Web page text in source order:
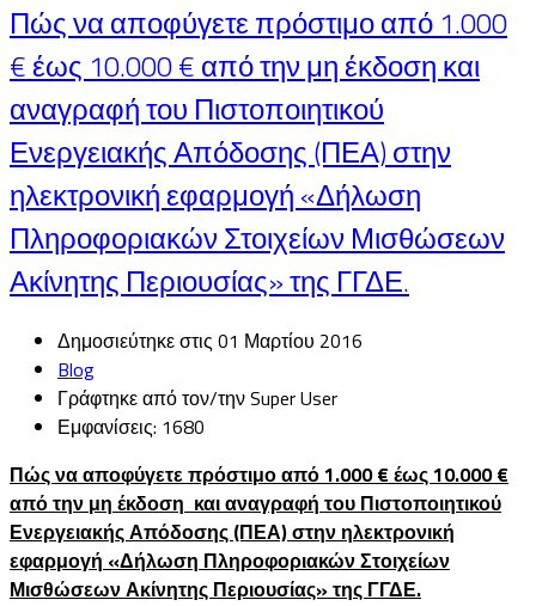
Πώς να αποφύγετε πρόστιμο από 1.000
€ έως 10.000 € από την μη έκδοση και
αναγραφή του Πιστοποιητικού
Ενεργειακής Απόδοσης (ΠΕΑ) στην
ηλεκτρονική εφαρμογή «Δήλωση
Πληροφοριακών Στοιχείων Μισθώσεων
Ακίνητης Περιουσίας» της ΓΓΔΕ.
Δημοσιεύτηκε στις 01 Μαρτίου 2016
Blog
Γράφτηκε από τον/την Super User
Εμφανίσεις: 1680
Πώς να αποφύγετε πρόστιμο από 1.000 € έως 10.000 €
από την μη έκδοση και αναγραφή του Πιστοποιητικού
Ενεργειακής Απόδοσης (ΠΕΑ) στην ηλεκτρονική
εφαρμογή «Δήλωση Πληροφοριακών Στοιχείων
Μισθώσεων Ακίνητης Περιουσίας» της ΓΓΔΕ.